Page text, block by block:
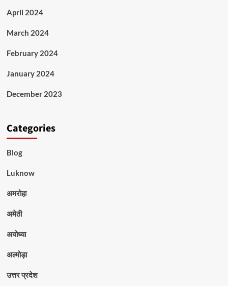
April 2024
March 2024
February 2024
January 2024
December 2023
Categories
Blog
Luknow
अमरोहा
अमेठी
अयोध्या
अल्मोड़ा
उत्तर प्रदेश